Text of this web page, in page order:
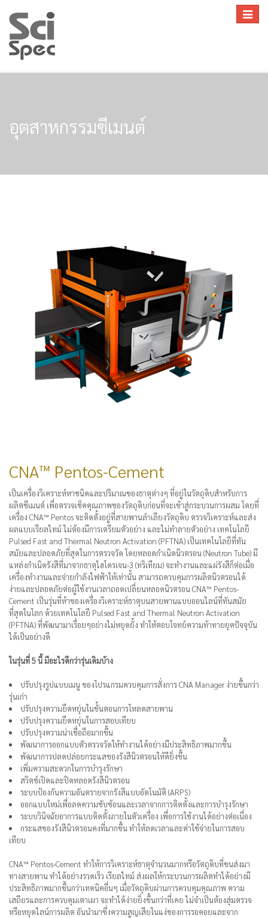
Toggle
อุตสาหกรรมซีเมนต์
CNA™ Pentos-Cement
เป็นเครื่องวิเคราะห์หาชนิดและปริมาณของธาตุต่างๆ ที่อยู่ในวัตถุดิบสำหรับการ
ผลิตซีเมนต์ เพื่อตรวจเช็คคุณภาพของวัตถุดิบก่อนที่จะเข้าสู่กระบวนการผสม โดยที่
เครื่อง CNA™ Pentos จะติดตั้งอยู่ที่สายพานลำเลียงวัตถุดิบ ตรวจวิเคราะห์และส่ง
ผลแบบเรียลไทม์ ไม่ต้องมีการเตรียมตัวอย่าง และไม่ทำลายตัวอย่าง เทคโนโลยี
Pulsed Fast and Thermal Neutron Activation (PFTNA) เป็นเทคโนโลยีที่ทัน
สมัยและปลอดภัยที่สุดในการตรวจวัด โดยหลอดกำเนิดนิวตรอน (Neutron Tube) มี
แหล่งกำเนิดรังสีที่มาจากธาตุไฮโดรเจน-3 (ทริเทียม) จะทำงานและแผ่รังสีก็ต่อเมื่อ
เครื่องทำงานและจ่ายกำลังไฟฟ้าให้เท่านั้น สามารถควบคุมการผลิตนิวตรอนได้
ง่ายและปลอดภัยต่อผู้ใช้งานเวลาถอดเปลี่ยนหลอดนิวตรอน CNA™ Pentos-
Cement เป็นรุ่นที่ห้าของเครื่องวิเคราะห์ธาตุบนสายพานแบบออนไลน์ที่ทันสมัย
ที่สุดในโลก ด้วยเทคโนโลยี Pulsed Fast and Thermal Neutron Activation
(PFTNA) ที่พัฒนามาเรื่อยๆอย่างไม่หยุดยั้ง ทำให้ตอบโจทย์ความท้าทายยุคปัจจุบัน
ได้เป็นอย่างดี
ในรุ่นที่ 5 นี้ มีอะไรดีกว่ารุ่นเดิมบ้าง
ปรับปรุงรูปแบบเมนู ของโปรแกรมควบคุมการสั่งการ CNA Manager ง่ายขึ้นกว่า
รุ่นเก่า
ปรับปรุงความยืดหยุ่นในขั้นตอนการโหลดสายพาน
ปรับปรุงความยืดหยุ่นในการสอบเทียบ
ปรับปรุงความน่าเชื่อถือมากขึ้น
พัฒนาการออกแบบตัวตรวจวัดให้ทำงานได้อย่างมีประสิทธิภาพมากขึ้น
พัฒนาการปลดปล่อยกระแสของรังสีนิวตรอนให้ดียิ่งขึ้น
เพิ่มความสะดวกในการบำรุงรักษา
สวิตช์เปิดและปิดหลอดรังสีนิวตรอน
ระบบป้องกันความอันตรายจากรังสีแบบอัตโนมัติ (ARPS)
ออกแบบใหม่เพื่อลดความซับซ้อนและเวลาจากการติดตั้งและการบำรุงรักษา
ระบบวินิจฉัยอาการแบบติดตั้งภายในตัวเครื่อง เพื่อการใช้งานได้อย่างต่อเนื่อง
กระแสของรังสีนิวตรอนคงที่มากขึ้น ทำให้ลดเวลาและค่าใช้จ่ายในการสอบ
เทียบ
CNA™ Pentos-Cement ทำให้การวิเคราะห์ธาตุจำนวนมากหรือวัตถุดิบที่ขนส่งมา
ทางสายพาน ทำได้อย่างรวดเร็ว เรียลไทม์ ส่งผลให้กระบวนการผลิตทำได้อย่างมี
ประสิทธิภาพมากขึ้นกว่าเทคนิคอื่นๆ เมื่อวัตถุดิบผ่านการควบคุมคุณภาพ ความ
เสถียรและการควบคุมเตาเผา จะทำได้ง่ายยิ่งขึ้นกว่าที่เคย ไม่จำเป็นต้องสุ่มตรวจ
หรือหยุดไลน์การผลิต อันนำมาซึ่งความสูญเสียในแง่ของการรอคอยและจาก